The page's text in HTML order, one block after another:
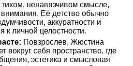
ненавязчивом смысле,
Её детство обычно
аккуратности и
к личной целостности.
Повзрослев, Жюстина
вокруг себя пространство, где
эстетика и смысловая